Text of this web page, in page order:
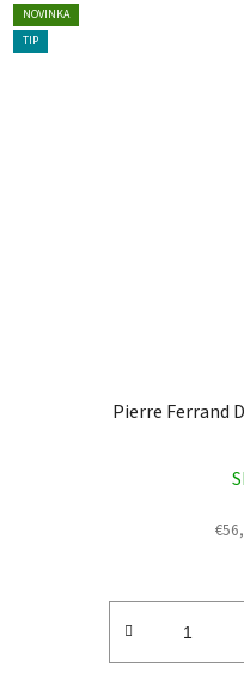
NOVINKA
TIP
Pierre Ferrand